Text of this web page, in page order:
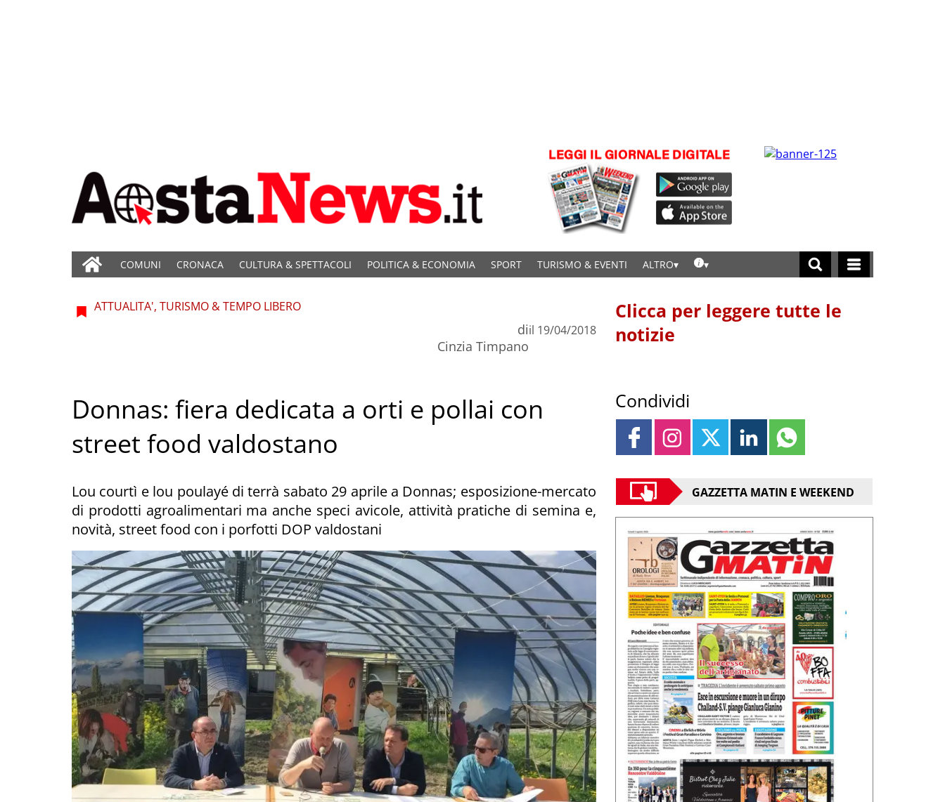
COMUNI CRONACA CULTURA & SPETTACOLI POLITICA & ECONOMIA SPORT TURISMO & EVENTI ALTRO
ATTUALITA', TURISMO & TEMPO LIBERO
di
Cinzia Timpano
il 19/04/2018
Donnas: fiera dedicata a orti e pollai con
street food valdostano
Lou courtì e lou poulayé di terrà sabato 29 aprile a Donnas; esposizione-mercato
di prodotti agroalimentari ma anche speci avicole, attività pratiche di semina e,
novità, street food con i porfotti DOP valdostani
Clicca per leggere tutte le
notizie
Condividi
GAZZETTA MATIN E WEEKEND